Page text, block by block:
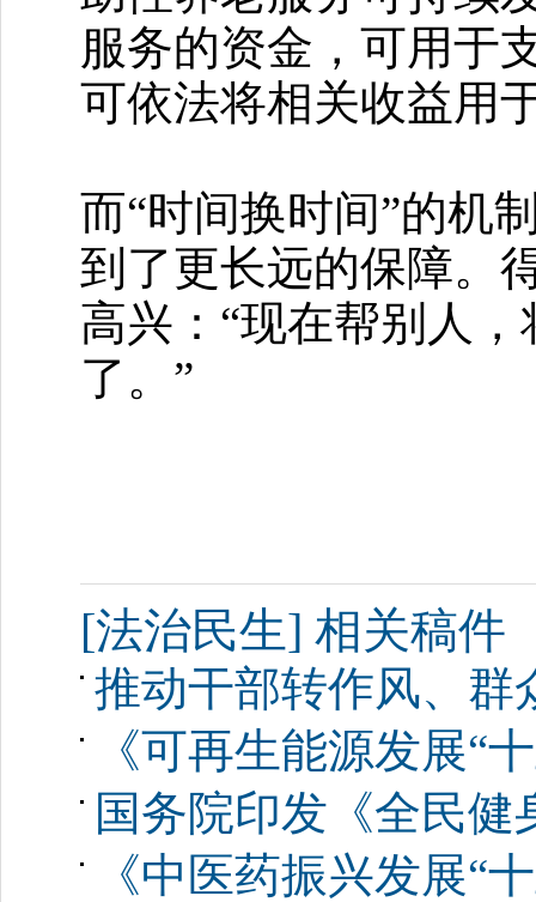
服务的资金，可用于
可依法将相关收益用
而“时间换时间”的机
到了更长远的保障。
高兴：“现在帮别人
了。”
[法治民生] 相关稿件
推动干部转作风、群
《可再生能源发展“
国务院印发《全民健
《中医药振兴发展“